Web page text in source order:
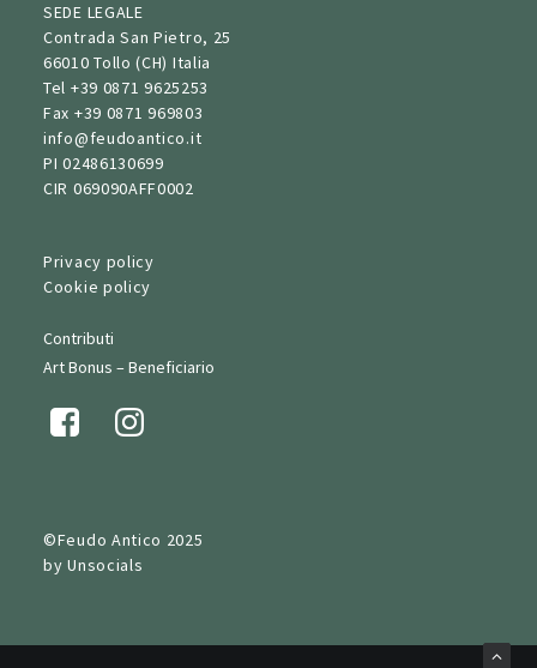
SEDE LEGALE
Contrada San Pietro, 25
66010 Tollo (CH) Italia
Tel +39 0871 9625253
Fax +39 0871 969803
info@feudoantico.it
PI 02486130699
CIR 069090AFF0002
Privacy policy
Cookie policy
Contributi
Art Bonus – Beneficiario
©Feudo Antico 2025
byUnsocials